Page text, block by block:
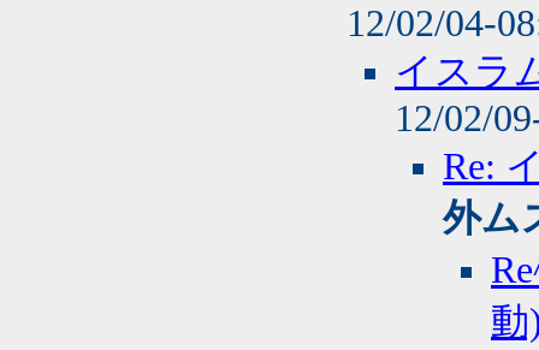
12/02/04-
イスラ
12/02/
Re:
外ム
動